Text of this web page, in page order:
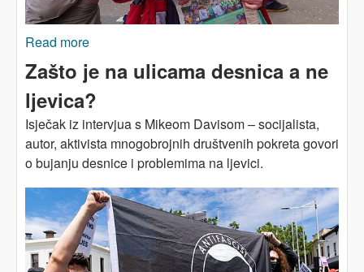
Read more
Zašto je na ulicama desnica a ne
ljevica?
Isječak iz intervjua s Mikeom Davisom – socijalista,
autor, aktivista mnogobrojnih društvenih pokreta govori
o bujanju desnice i problemima na ljevici.